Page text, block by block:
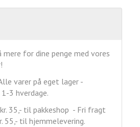
mere for dine penge med vores
varer på eget lager -
3 hverdage.
35,- til pakkeshop - Fri fragt
55,- til hjemmelevering.